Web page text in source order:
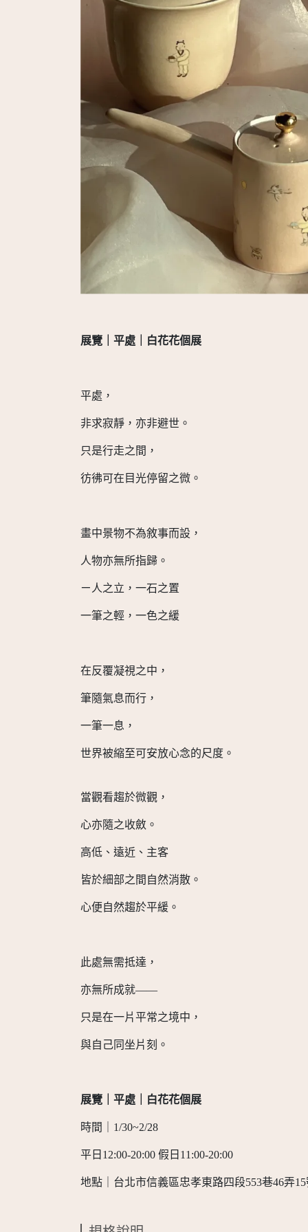
展覽｜平處｜白花花個展
平處，
非求寂靜，亦非避世。
只是行走之間，
彷彿可在目光停留之微。
畫中景物不為敘事而設，
人物亦無所指歸。
ㄧ人之立，一石之置
一筆之輕，一色之緩
在反覆凝視之中，
筆隨氣息而行，
一筆一息，
世界被縮至可安放心念的尺度。
當觀看趨於微觀，
心亦隨之收斂。
高低、遠近、主客
皆於細部之間自然消散。
心便自然趨於平緩。
此處無需抵達，
亦無所成就——
只是在一片平常之境中，
與自己同坐片刻。
展覽｜平處｜白花花個展
時間｜1/30~2/28
平日12:00-20:00 假日11:00-20:00
地點｜台北市信義區忠孝東路四段553巷46弄